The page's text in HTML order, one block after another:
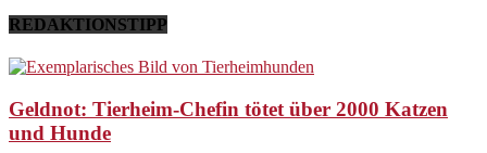
REDAKTIONSTIPP
Geldnot: Tierheim-Chefin tötet über 2000 Katzen
und Hunde